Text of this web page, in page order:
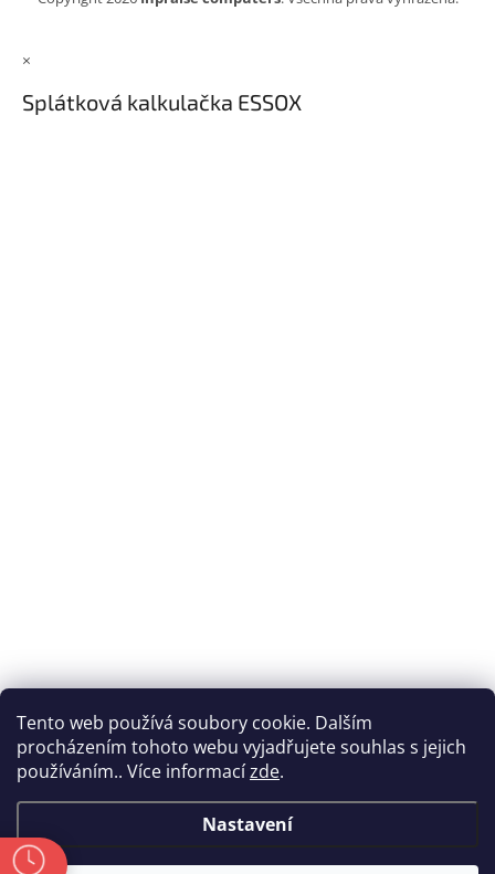
Tento web používá soubory cookie. Dalším
procházením tohoto webu vyjadřujete souhlas s jejich
používáním.. Více informacízde.
Nastavení
×
Splátková kalkulačka ESSOX